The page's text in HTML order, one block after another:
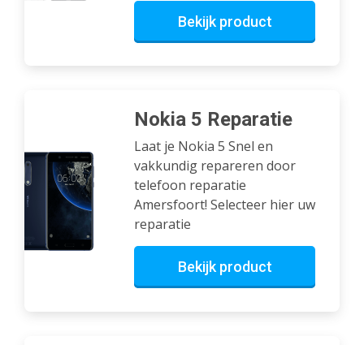
Bekijk product
Nokia 5 Reparatie
Laat je Nokia 5 Snel en
vakkundig repareren door
telefoon reparatie
Amersfoort! Selecteer hier uw
reparatie
Bekijk product